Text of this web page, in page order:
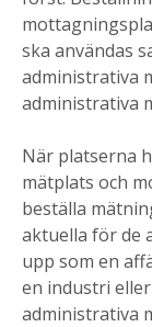
ska användas
administrativa
administrativa
När platserna
mätplats och
beställa
aktuella för de
upp som en
en industri
administrativa